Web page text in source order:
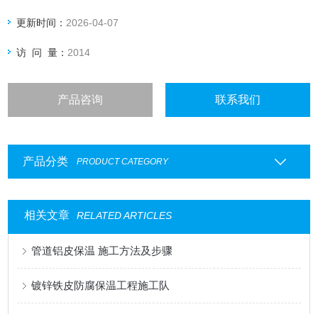
更新时间： 2026-04-07
访 问 量： 2014
产品咨询 联系我们
产品分类 PRODUCT CATEGORY
相关文章 RELATED ARTICLES
管道铝皮保温 施工方法及步骤
镀锌铁皮防腐保温工程施工队